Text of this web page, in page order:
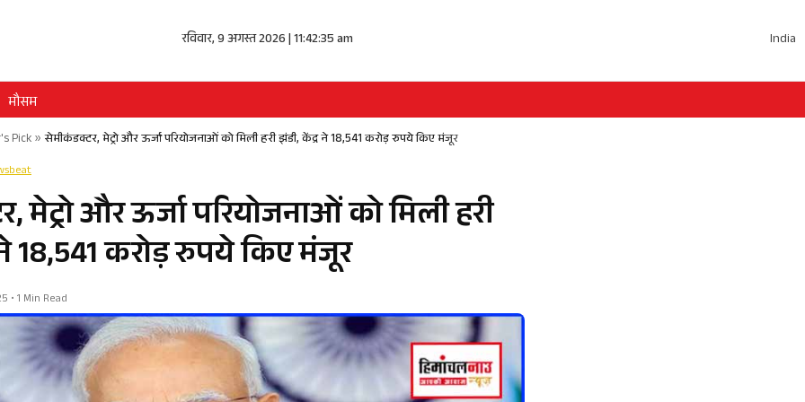
रविवार, 9 अगस्त 2026 | 11:42:35 am India
मौसम
Pick» सेमीकंडक्टर, मेट्रो और ऊर्जा परियोजनाओं को मिली हरी झंडी, केंद्र ने 18,541 करोड़ रुपये किए मंजूर
मेट्रो और ऊर्जा परियोजनाओं को मिली हरी
18,541 करोड़ रुपये किए मंजूर
• 1 Min Read